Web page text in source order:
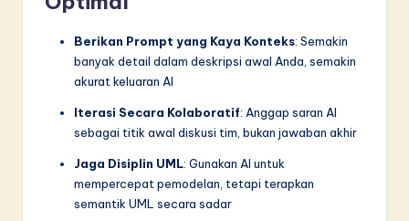
Berikan Prompt yang Kaya Konteks: Semakin
banyak detail dalam deskripsi awal Anda, semakin
akurat keluaran AI
Iterasi Secara Kolaboratif: Anggap saran AI
sebagai titik awal diskusi tim, bukan jawaban akhir
Jaga Disiplin UML: Gunakan AI untuk
mempercepat pemodelan, tetapi terapkan
semantik UML secara sadar